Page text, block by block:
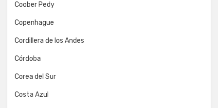
Coober Pedy
Copenhague
Cordillera de los Andes
Córdoba
Corea del Sur
Costa Azul